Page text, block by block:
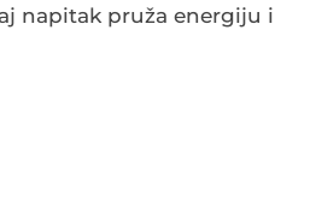
napitak pruža energiju i